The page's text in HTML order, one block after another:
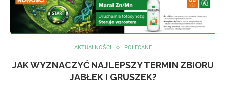
AKTUALNOŚCI POLECANE
JAK WYZNACZYĆ NAJLEPSZY TERMIN ZBIORU
JABŁEK I GRUSZEK?